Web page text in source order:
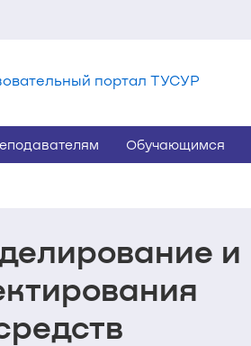
портал ТУСУР
Обучающимся
и